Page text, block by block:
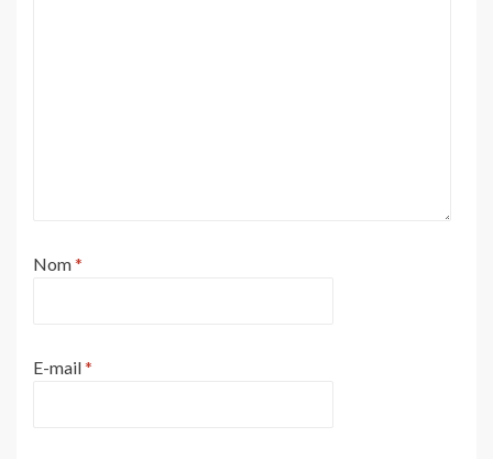
Nom*
E-mail*